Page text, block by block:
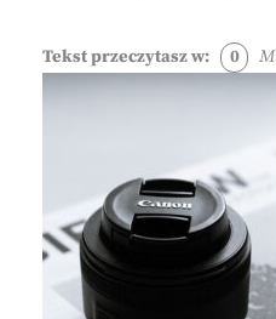
Tekst przeczytasz w: 0